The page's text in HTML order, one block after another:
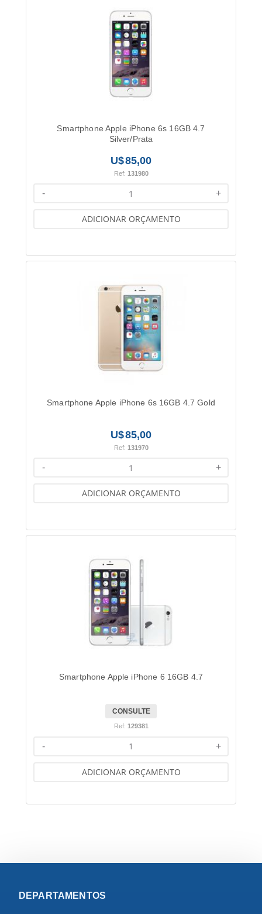
Smartphone Apple iPhone 6s 16GB 4.7
Silver/Prata
85,00
Ref: 131980
+
-
ADICIONAR ORÇAMENTO
Smartphone Apple iPhone 6s 16GB 4.7 Gold
85,00
Ref: 131970
+
-
ADICIONAR ORÇAMENTO
Smartphone Apple iPhone 6 16GB 4.7
CONSULTE
Ref: 129381
+
-
ADICIONAR ORÇAMENTO
DEPARTAMENTOS